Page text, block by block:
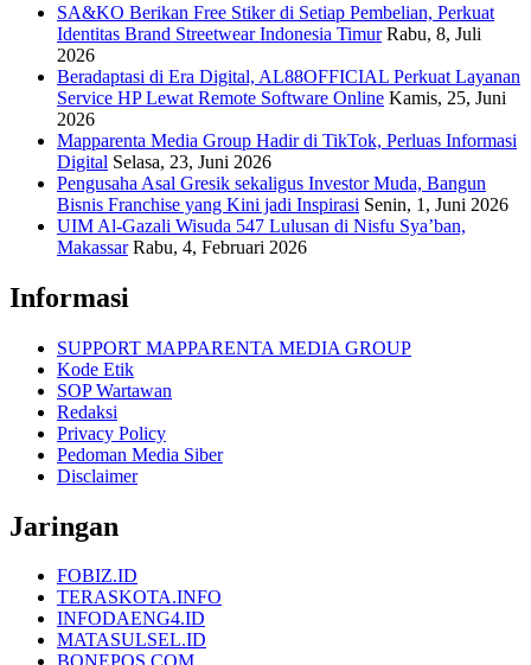
SA&KO Berikan Free Stiker di Setiap Pembelian, Perkuat
Identitas Brand Streetwear Indonesia Timur Rabu, 8, Juli
2026
Beradaptasi di Era Digital, AL88OFFICIAL Perkuat Layanan
Service HP Lewat Remote Software Online Kamis, 25, Juni
2026
Mapparenta Media Group Hadir di TikTok, Perluas Informasi
Digital Selasa, 23, Juni 2026
Pengusaha Asal Gresik sekaligus Investor Muda, Bangun
Bisnis Franchise yang Kini jadi Inspirasi Senin, 1, Juni 2026
UIM Al-Gazali Wisuda 547 Lulusan di Nisfu Sya’ban,
Makassar Rabu, 4, Februari 2026
Informasi
SUPPORT MAPPARENTA MEDIA GROUP
Kode Etik
SOP Wartawan
Redaksi
Privacy Policy
Pedoman Media Siber
Disclaimer
Jaringan
FOBIZ.ID
TERASKOTA.INFO
INFODAENG4.ID
MATASULSEL.ID